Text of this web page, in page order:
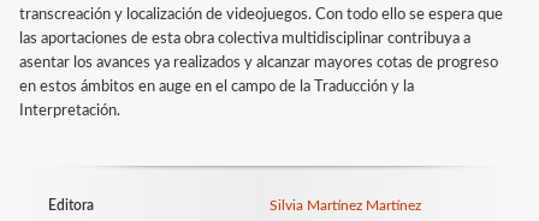
transcreación y localización de videojuegos. Con todo ello se espera que
las aportaciones de esta obra colectiva multidisciplinar contribuya a
asentar los avances ya realizados y alcanzar mayores cotas de progreso
en estos ámbitos en auge en el campo de la Traducción y la
Interpretación.
Editora
Silvia Martínez Martínez